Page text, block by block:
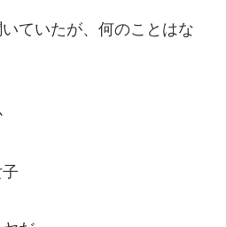
ていたが、何のことはな